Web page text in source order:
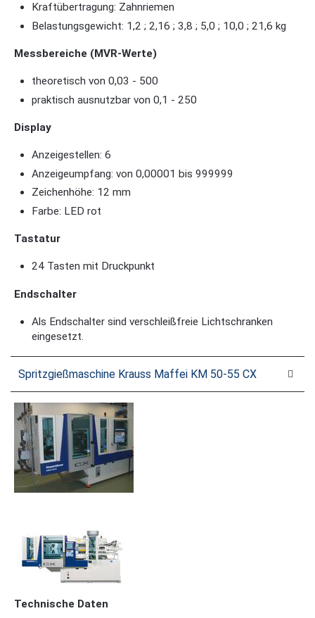
Kraftübertragung: Zahnriemen
Belastungsgewicht: 1,2 ; 2,16 ; 3,8 ; 5,0 ; 10,0 ; 21,6 kg
Messbereiche (MVR-Werte)
theoretisch von 0,03 - 500
praktisch ausnutzbar von 0,1 - 250
Display
Anzeigestellen: 6
Anzeigeumpfang: von 0,00001 bis 999999
Zeichenhöhe: 12 mm
Farbe: LED rot
Tastatur
24 Tasten mit Druckpunkt
Endschalter
Als Endschalter sind verschleißfreie Lichtschranken
eingesetzt.
Spritzgießmaschine Krauss Maffei KM 50-55 CX
Technische Daten